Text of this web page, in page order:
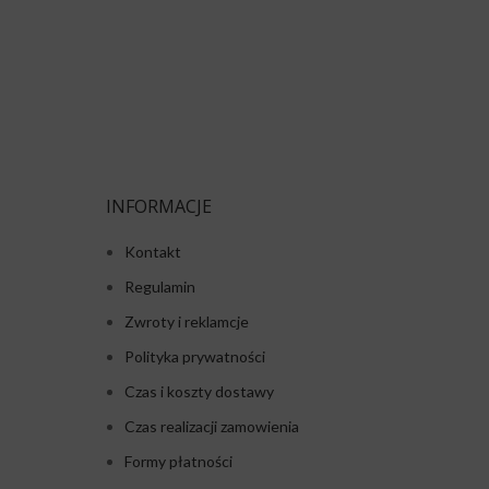
INFORMACJE
Kontakt
Regulamin
Zwroty i reklamcje
Polityka prywatności
Czas i koszty dostawy
Czas realizacji zamowienia
Formy płatności